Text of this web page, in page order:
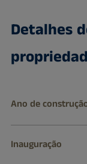
Detalhes
Ano de
Inauguração